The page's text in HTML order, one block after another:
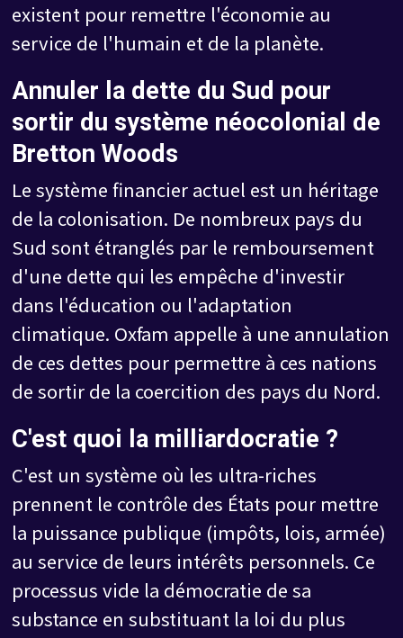
existent pour remettre l'économie au
service de l'humain et de la planète.
Annuler la dette du Sud pour
sortir du système néocolonial de
Bretton Woods
Le système financier actuel est un héritage
de la colonisation. De nombreux pays du
Sud sont étranglés par le remboursement
d'une dette qui les empêche d'investir
dans l'éducation ou l'adaptation
climatique. Oxfam appelle à une annulation
de ces dettes pour permettre à ces nations
de sortir de la coercition des pays du Nord.
C'est quoi la milliardocratie ?
C'est un système où les ultra-riches
prennent le contrôle des États pour mettre
la puissance publique (impôts, lois, armée)
au service de leurs intérêts personnels. Ce
processus vide la démocratie de sa
substance en substituant la loi du plus